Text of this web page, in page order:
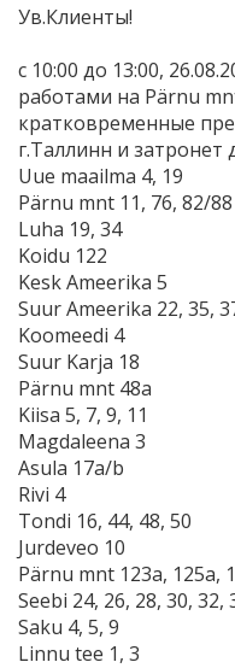
Ув.Клиенты!
c 10:00 до 13:00,
работами на Pärnu
кратковременные
г.Таллинн и
Uue maailma 4, 19
Pärnu mnt 11, 76, 82/88
Luha 19, 34
Koidu 122
Kesk Ameerika 5
Suur Ameerika 22, 35,
Koomeedi 4
Suur Karja 18
Pärnu mnt 48a
Kiisa 5, 7, 9, 11
Magdaleena 3
Asula 17a/b
Rivi 4
Tondi 16, 44, 48, 50
Jurdeveo 10
Pärnu mnt 123a, 125a,
Seebi 24, 26, 28, 30, 32,
Saku 4, 5, 9
Linnu tee 1, 3